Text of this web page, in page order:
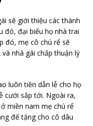
sẽ giới thiệu các thành
đó, đại biểu họ nhà trai
đó, mẹ cô chú rể sẽ
nhà gái chấp thuận lý
luôn tiền dẫn lễ cho họ
cưới sắp tới. Ngoài ra,
miền nam mẹ chú rể
để tặng cho cô dâu